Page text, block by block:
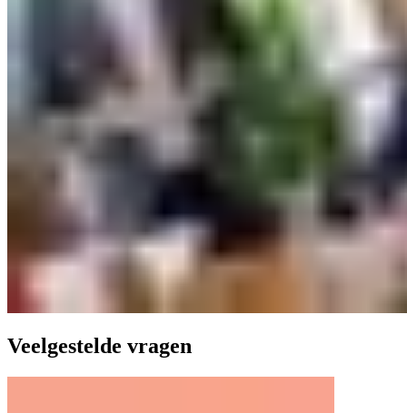
Veelgestelde vragen